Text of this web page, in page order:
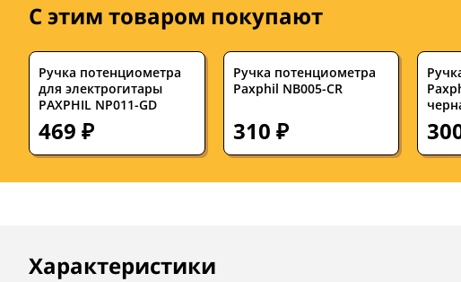
С этим товаром покупают
Ручка потенциометра
для электрогитары
PAXPHIL NP011-GD
469 ₽
Ручка потенциометра
Paxphil NB005-CR
310 ₽
Описание
Характеристики
Инструкции